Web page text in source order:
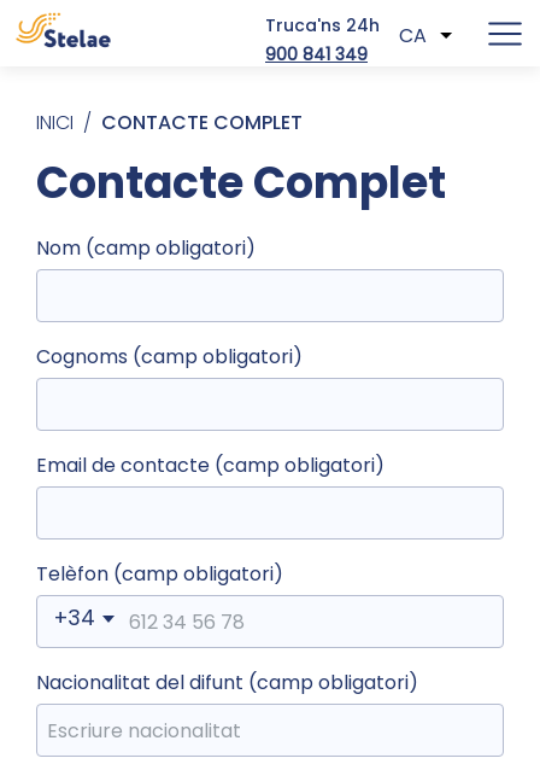
Truca'ns 24h
900 841 349
CA Llista les
Fil d'ariadna
INICI CONTACTE COMPLET
Contacte Complet
Nom (camp obligatori)
Cognoms (camp obligatori)
Email de contacte (camp obligatori)
Telèfon (camp obligatori)
+34
Nacionalitat del difunt (camp obligatori)